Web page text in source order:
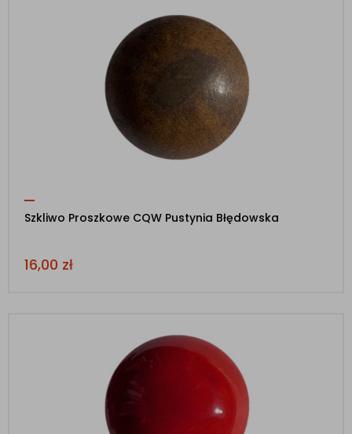
Szkliwo Proszkowe CQW Pustynia Błędowska
16,00 zł